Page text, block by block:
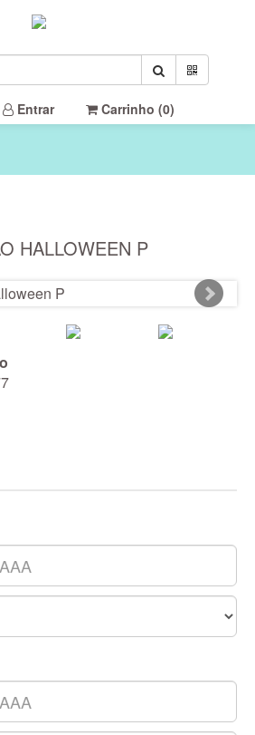
Entrar Carrinho (0)
HALLOWEEN P